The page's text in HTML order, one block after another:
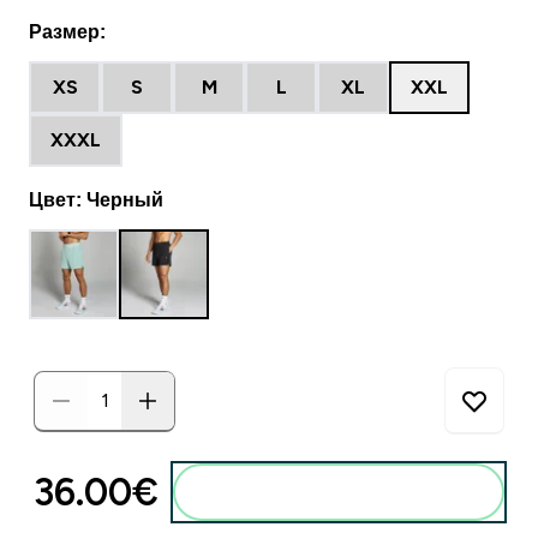
Размер:
XS S M L XL XXL
XXXL
Цвет: Черный
36.00€‎